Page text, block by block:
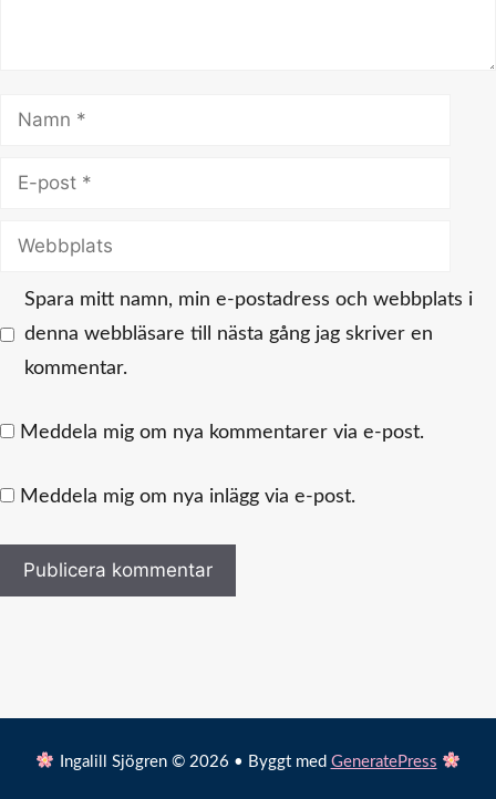
Namn
Webbplats
Spara mitt namn, min e-postadress och webbplats i
denna webbläsare till nästa gång jag skriver en
kommentar.
Meddela mig om nya kommentarer via e-post.
Meddela mig om nya inlägg via e-post.
Ingalill Sjögren © 2026 • Byggt med GeneratePress